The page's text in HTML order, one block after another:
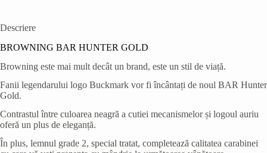
Descriere
BROWNING BAR HUNTER GOLD
Browning este mai mult decât un brand, este un stil de viață.
Fanii legendarului logo Buckmark vor fi încântați de noul BAR Hunter
Gold.
Contrastul între culoarea neagră a cutiei mecanismelor și logoul auriu
oferă un plus de eleganță.
În plus, lemnul grade 2, special tratat, completează calitatea carabinei